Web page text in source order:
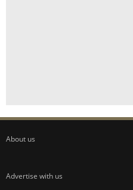
About us
Advertise with us